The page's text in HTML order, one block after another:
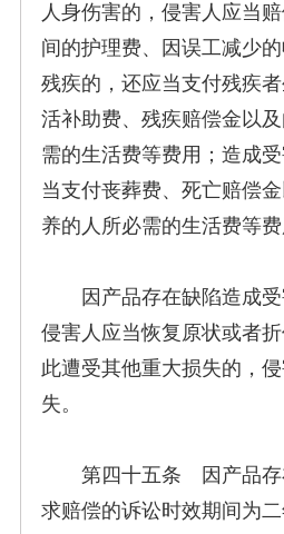
人身伤害的，侵害人应当
间的护理费、因误工减少
残疾的，还应当支付残疾
活补助费、残疾赔偿金以
需的生活费等费用；造成
当支付丧葬费、死亡赔偿
养的人所必需的生活费等费
因产品存在缺陷造成受
侵害人应当恢复原状或者
此遭受其他重大损失的，
失。
第四十五条 因产品存
求赔偿的诉讼时效期间为